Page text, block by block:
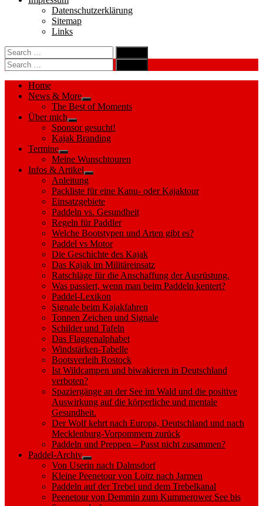
Datenschutzerklärung
Sitemap
Links
Search
for:
Search
Search
for:
Search
Home
News & More
Show
sub
The Best of Moments
Über mich
Show
sub
menu
Sponsor gesucht!
Kajak Branding
Termine
Show
sub
menu
Meine Wunschtouren
Infos & Artikel
Show
sub
menu
Anleitung
Packliste für eine Kanu- oder Kajaktour
Einsatzgebiete
Paddeln vs. Gesundheit
Regeln für Paddler
Welche Bootstypen und Arten gibt es?
Paddel vs Motor
Die Geschichte des Kajak
Das Kajak im Militäreinsatz
Ratschläge für die Anschaffung der Ausrüstung.
Was passiert, wenn man beim Paddeln kentert?
Paddel-Lexikon
Signale beim Kajakfahren
Tonnen Zeichen und Signale
Schilder und Tafeln
Das Flaggenalphabet
Windstärken-Tabelle
Bootsverleih Rostock
Ist Wildcampen und biwakieren in Deutschland
verboten?
Spaziergänge an der See im Wald und die positive
Auswirkung auf die körperliche und mentale
Gesundheit.
Der Wolf kehrt nach Europa, Deutschland und nach
Mecklenburg-Vorpommern zurück
Paddeln und Preppen – Passt nicht zusammen?
Paddel-Archiv
Show
sub
menu
Von Userin nach Dalmsdorf
Kleine Peenetour von Loitz nach Jarmen
Paddeln auf der Trebel und dem Trebelkanal
Peenetour von Demmin zum Kummerower See bis